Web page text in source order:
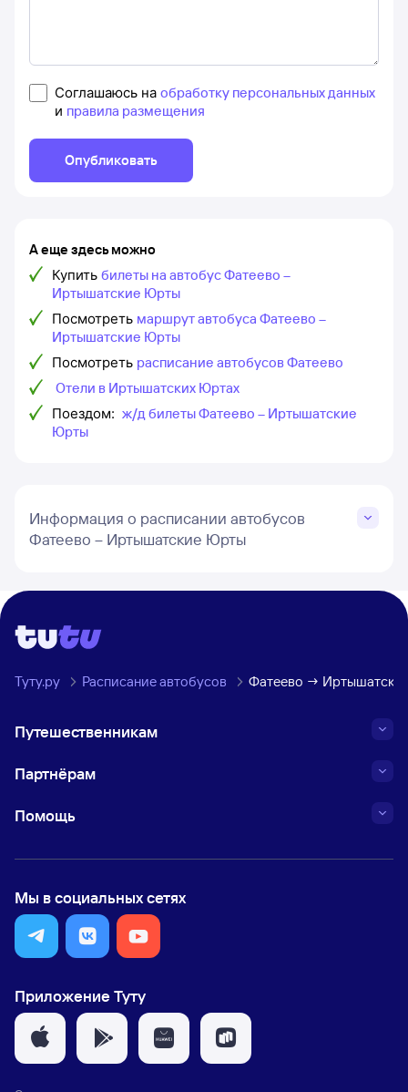
Соглашаюсь на обработку персональных данных
и правила размещения
Опубликовать
А еще здесь можно
Купить билеты на автобус Фатеево –
Иртышатские Юрты
Посмотреть маршрут автобуса Фатеево –
Иртышатские Юрты
Посмотреть расписание автобусов Фатеево
Отели в Иртышатских Юртах
Поездом: ж/д билеты Фатеево – Иртышатские
Юрты
Информация о расписании автобусов
Фатеево – Иртышатские Юрты
Туту.ру Расписание автобусов Фатеево →
Путешественникам
Партнёрам
Помощь
Мы в социальных сетях
Приложение Туту